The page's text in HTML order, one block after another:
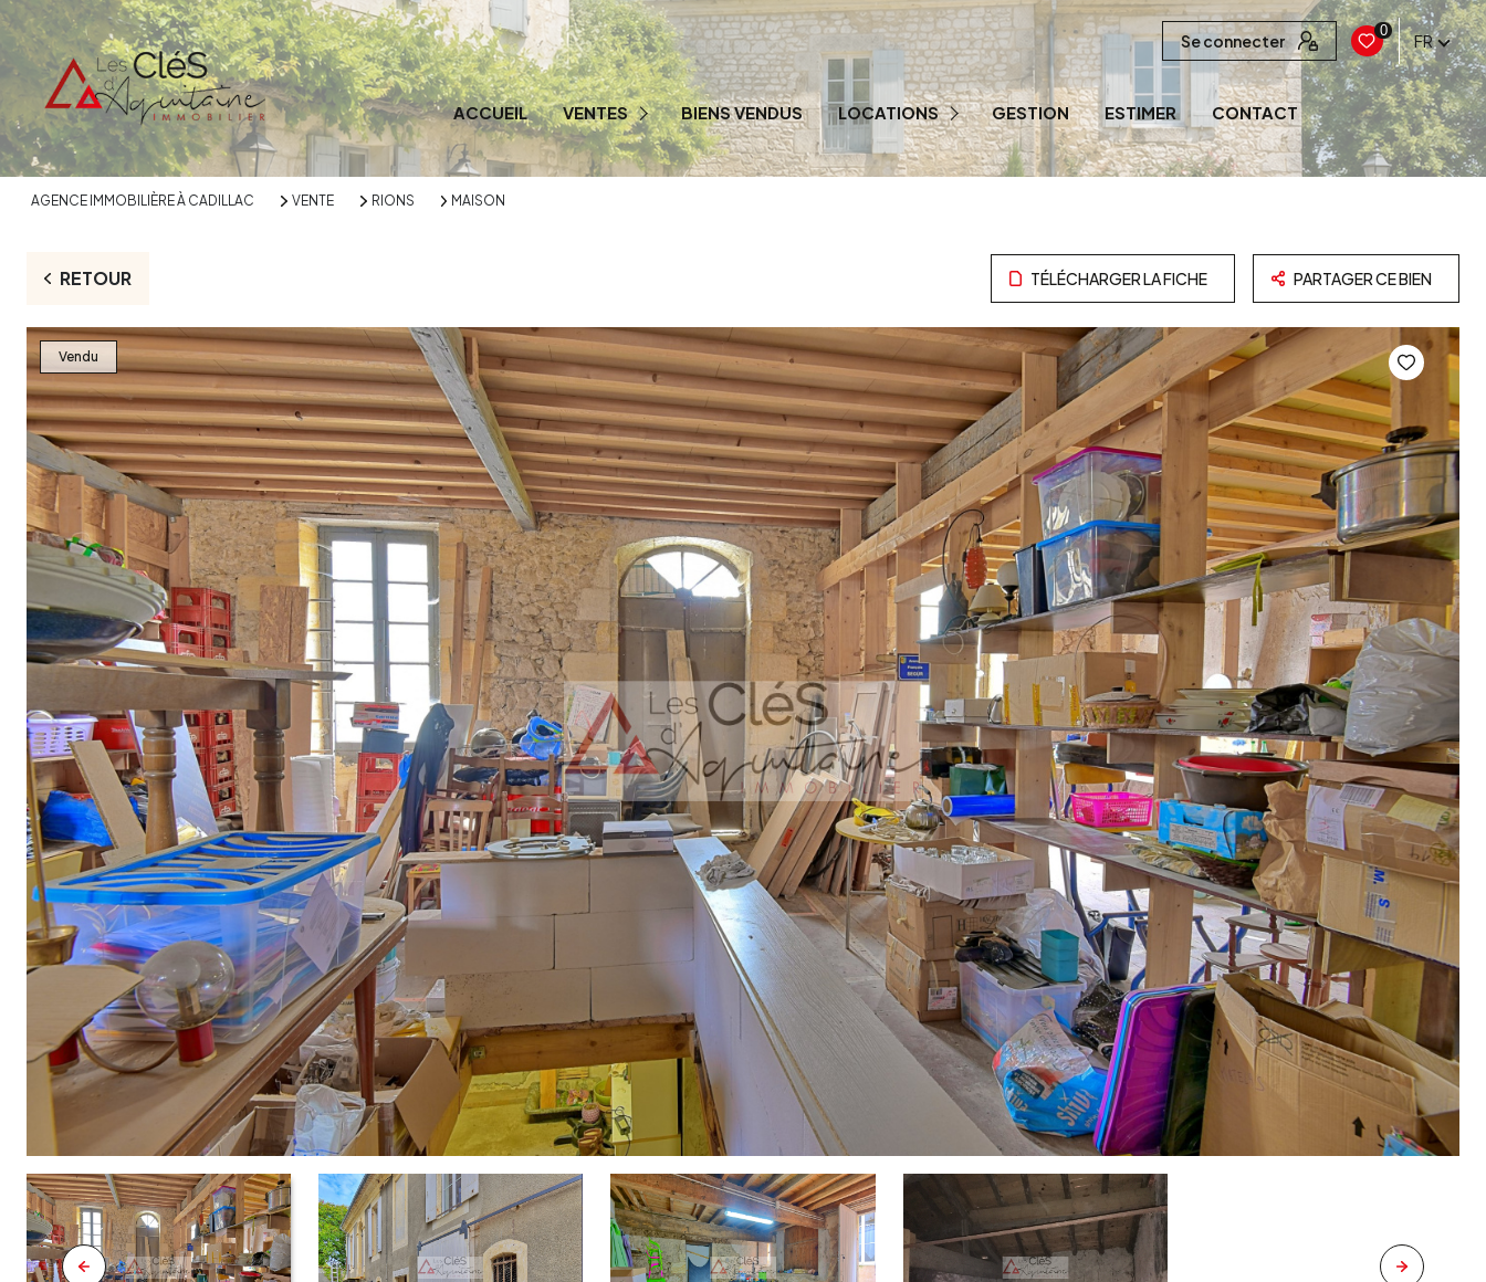
Se connecter
0
FR
ACCUEIL VENTES
PRESTIGE
BIENS VENDUS LOCATIONS
LOCATION PRO
GESTION ESTIMER CONTACT
AGENCE IMMOBILIÈRE À CADILLAC VENTE RIONS MAISON
RETOUR TÉLÉCHARGER LA FICHE PARTAGER CE BIEN
Vendu